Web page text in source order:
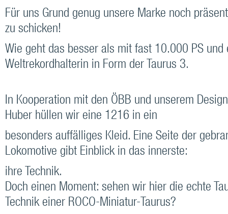
Für uns Grund genug unsere Marke noch
zu schicken!
Wie geht das besser als mit fast 10.000 PS und
Weltrekordhalterin in Form der Taurus 3.
In Kooperation mit den ÖBB und unserem
Huber hüllen wir eine 1216 in ein
besonders auffälliges Kleid. Eine Seite der
Lokomotive gibt Einblick in das innerste:
ihre Technik.
Doch einen Moment: sehen wir hier die echte
Technik einer ROCO-Miniatur-Taurus?